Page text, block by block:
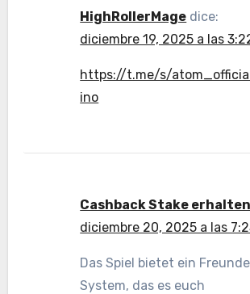
HighRollerMage dice:
diciembre 19, 2025 a las
https://t.me/s/
ino
Cashback Stake erhalten
diciembre 20, 2025 a las
Das Spiel bietet ein
System, das es euch